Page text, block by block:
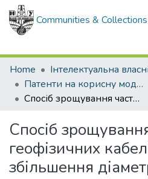
Communities & Collections
Home
Інтелектуальна
Патенти на корисну модель
Спосіб зрощування частин геофізичних кабелів без збільшення діаметра
Спосіб
геофізичних
збільшення